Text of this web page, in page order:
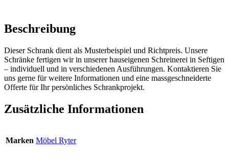
Beschreibung
Dieser Schrank dient als Musterbeispiel und Richtpreis. Unsere
Schränke fertigen wir in unserer hauseigenen Schreinerei in Seftigen
– individuell und in verschiedenen Ausführungen. Kontaktieren Sie
uns gerne für weitere Informationen und eine massgeschneiderte
Offerte für Ihr persönliches Schrankprojekt.
Zusätzliche Informationen
Marken Möbel Ryter